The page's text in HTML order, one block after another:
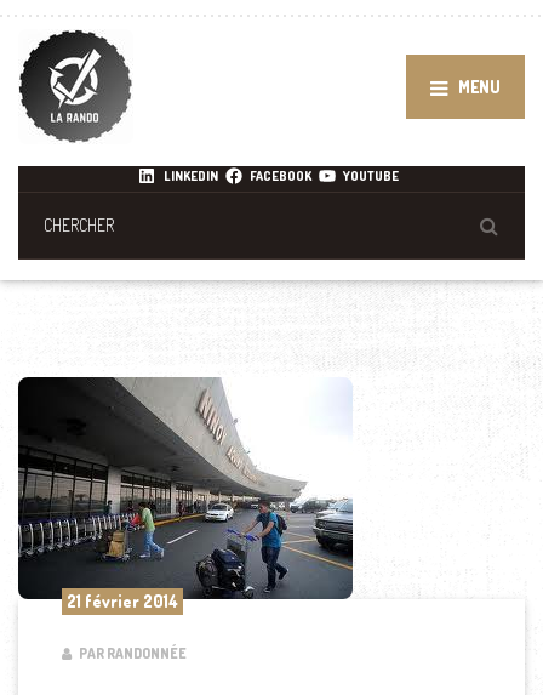
MENU
LINKEDIN FACEBOOK YOUTUBE
21 février 2014
PAR RANDONNÉE